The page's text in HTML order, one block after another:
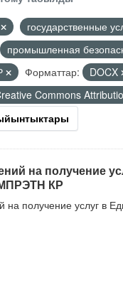
государственные
промышленная
Форматтар:
DOCX
Commons
на получение
КР
получение услуг в